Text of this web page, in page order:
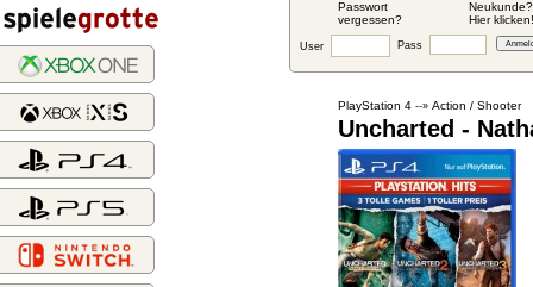
Passwort
vergessen?
Neukunde?
Hier klicken!
User Pass
PlayStation 4 --» Action / Shooter
Uncharted -